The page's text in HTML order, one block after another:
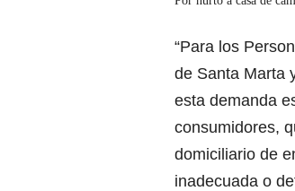
“Para los
de Santa Marta
esta demanda
consumidores,
domiciliario de
inadecuada o